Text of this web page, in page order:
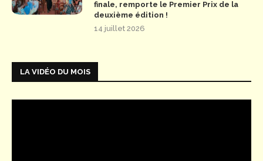
finale, remporte le Premier Prix de la
deuxième édition !
14 juillet 2026
LA VIDÉO DU MOIS